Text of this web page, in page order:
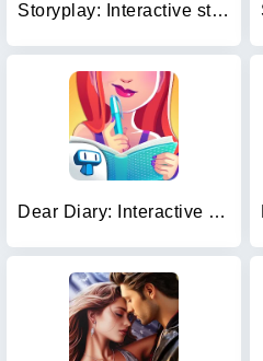
Storyplay: Interactive story
Dear Diary: Interactive Story